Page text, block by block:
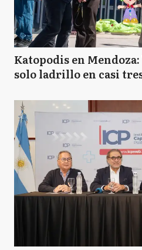
Katopodis en
solo ladrillo en casi